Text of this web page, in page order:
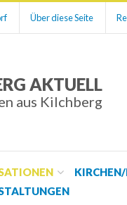
Über diese Seite
AKTUELL
aus Kilchberg